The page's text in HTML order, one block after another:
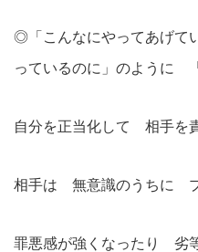
◎「こんなにやってあげて
っているのに」のように
自分を正当化して 相手を
相手は 無意識のうちに
罪悪感が強くなったり 劣